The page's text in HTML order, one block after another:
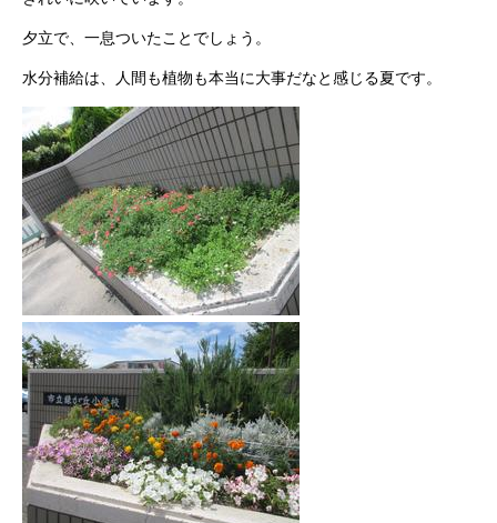
夕立で、一息ついたことでしょう。
水分補給は、人間も植物も本当に大事だなと感じる夏です。